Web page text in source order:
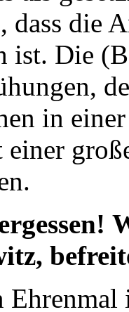
dass die
ist. Die
in